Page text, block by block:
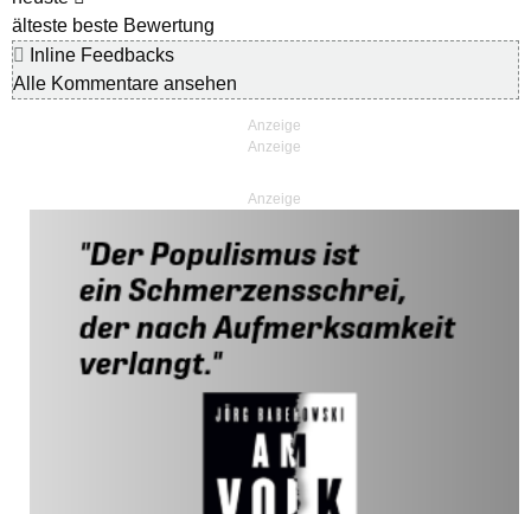
älteste beste Bewertung
Inline Feedbacks
Alle Kommentare ansehen
Anzeige